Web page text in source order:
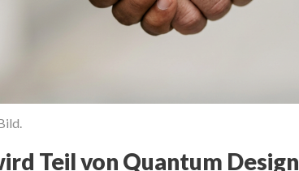
Teil von Quantum Design